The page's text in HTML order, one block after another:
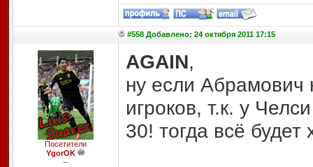
#558 Добавлено: 24 октября 2011 17:15
Посетители
YgorOK
--
AGAIN,
ну если Абрамович
игроков, т.к. у
30! тогда всё